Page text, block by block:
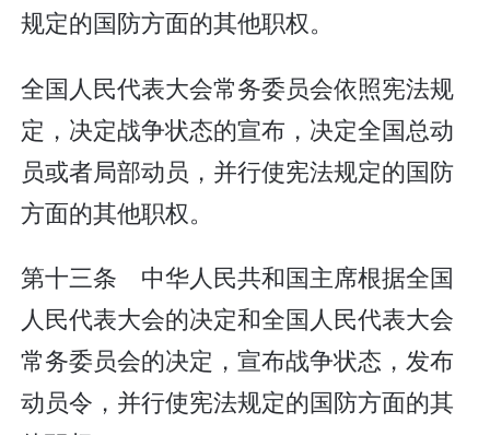
规定的国防方面的其他职权。
全国人民代表大会常务委员会依照宪法规
定，决定战争状态的宣布，决定全国总动
员或者局部动员，并行使宪法规定的国防
方面的其他职权。
第十三条 中华人民共和国主席根据全国
人民代表大会的决定和全国人民代表大会
常务委员会的决定，宣布战争状态，发布
动员令，并行使宪法规定的国防方面的其